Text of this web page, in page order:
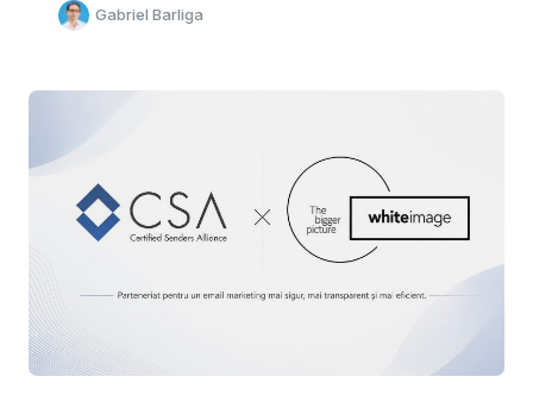
Gabriel Barliga